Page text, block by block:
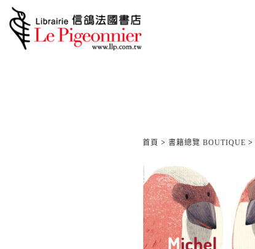
首頁 > 書籍總覽 BOUTIQUE >